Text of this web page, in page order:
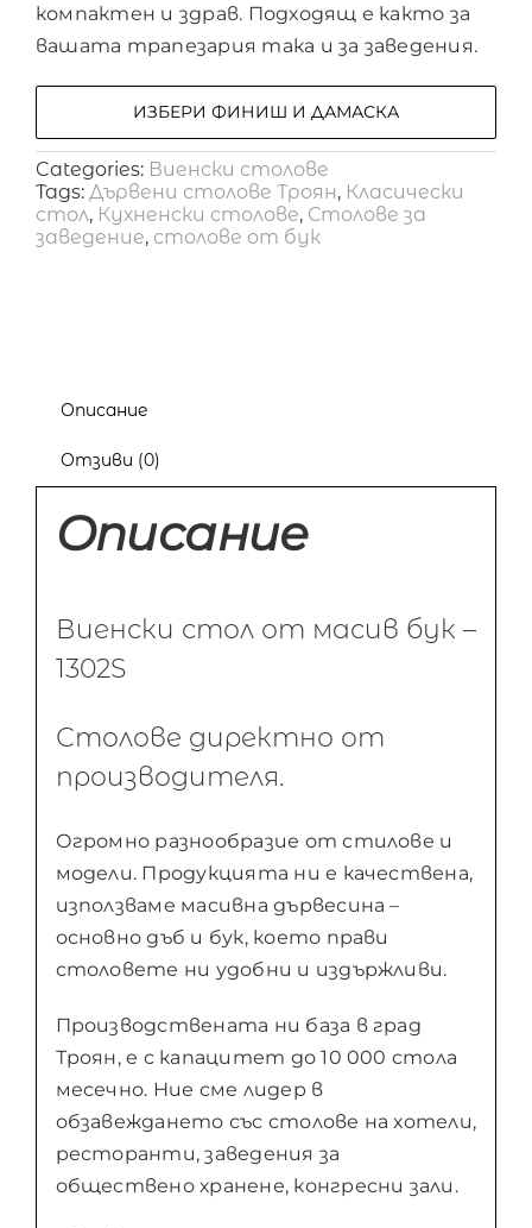
компактен и здрав. Подходящ е както за
вашата трапезария така и за заведения.
ИЗБЕРИ ФИНИШ И ДАМАСКА
Categories: Виенски столове
Tags: Дървени столове Троян, Класически
стол, Кухненски столове, Столове за
заведение, столове от бук
Описание
Отзиви (0)
Описание
Виенски стол от масив бук –
1302S
Столове директно от
производителя.
Огромно разнообразие от стилове и
модели. Продукцията ни е качествена,
използваме масивна дървесина –
основно дъб и бук, което прави
столовете ни удобни и издържливи.
Производствената ни база в град
Троян, е с капацитет до 10 000 стола
месечно. Ние сме лидер в
обзавеждането със столове на хотели,
ресторанти, заведения за
обществено хранене, конгресни зали.